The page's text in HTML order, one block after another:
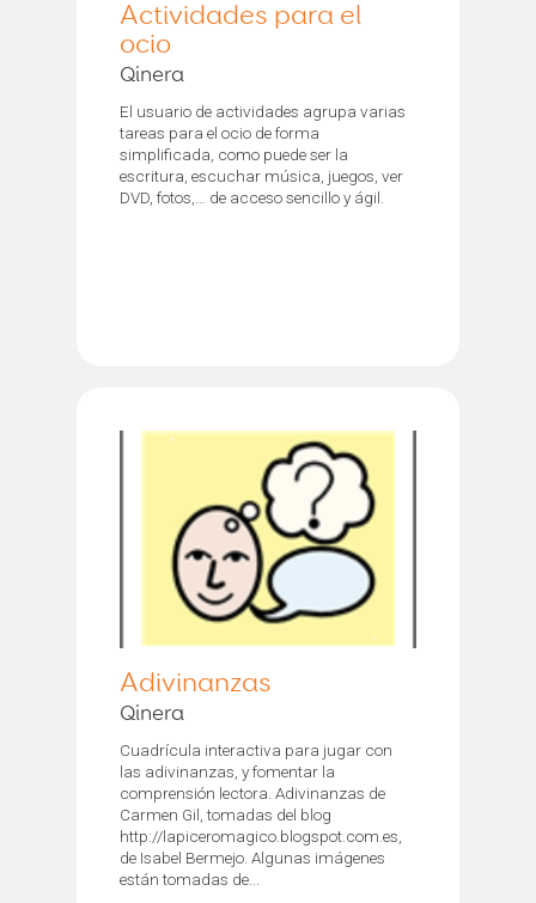
Actividades para el
ocio
Qinera
El usuario de actividades agrupa varias
tareas para el ocio de forma
simplificada, como puede ser la
escritura, escuchar música, juegos, ver
DVD, fotos,… de acceso sencillo y ágil.
Adivinanzas
Qinera
Cuadrícula interactiva para jugar con
las adivinanzas, y fomentar la
comprensión lectora. Adivinanzas de
Carmen Gil, tomadas del blog
http://lapiceromagico.blogspot.com.es,
de Isabel Bermejo. Algunas imágenes
están tomadas de...